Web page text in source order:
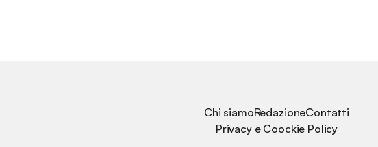
Chi siamoRedazioneContatti
Privacy e Coockie Policy